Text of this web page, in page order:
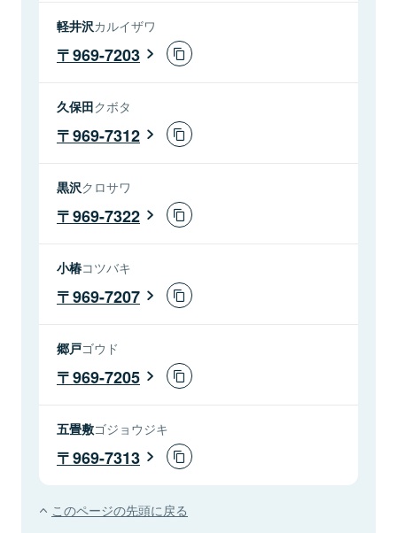
軽井沢カルイザワ
969-7203
久保田クボタ
969-7312
黒沢クロサワ
969-7322
小椿コツバキ
969-7207
郷戸ゴウド
969-7205
五畳敷ゴジョウジキ
969-7313
このページの先頭に戻る